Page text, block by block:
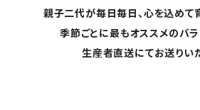
親子二代が毎日毎日、心を込めて
季節ごとに最もオススメのバラ
生産者直送にてお送りいた